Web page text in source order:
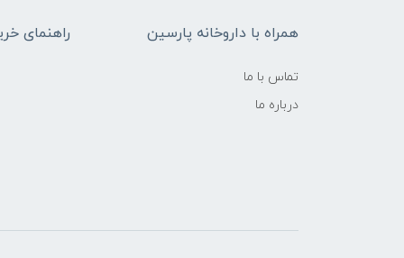
همراه با داروخانه پارسین
تماس با ما
درباره ما
راهنمای